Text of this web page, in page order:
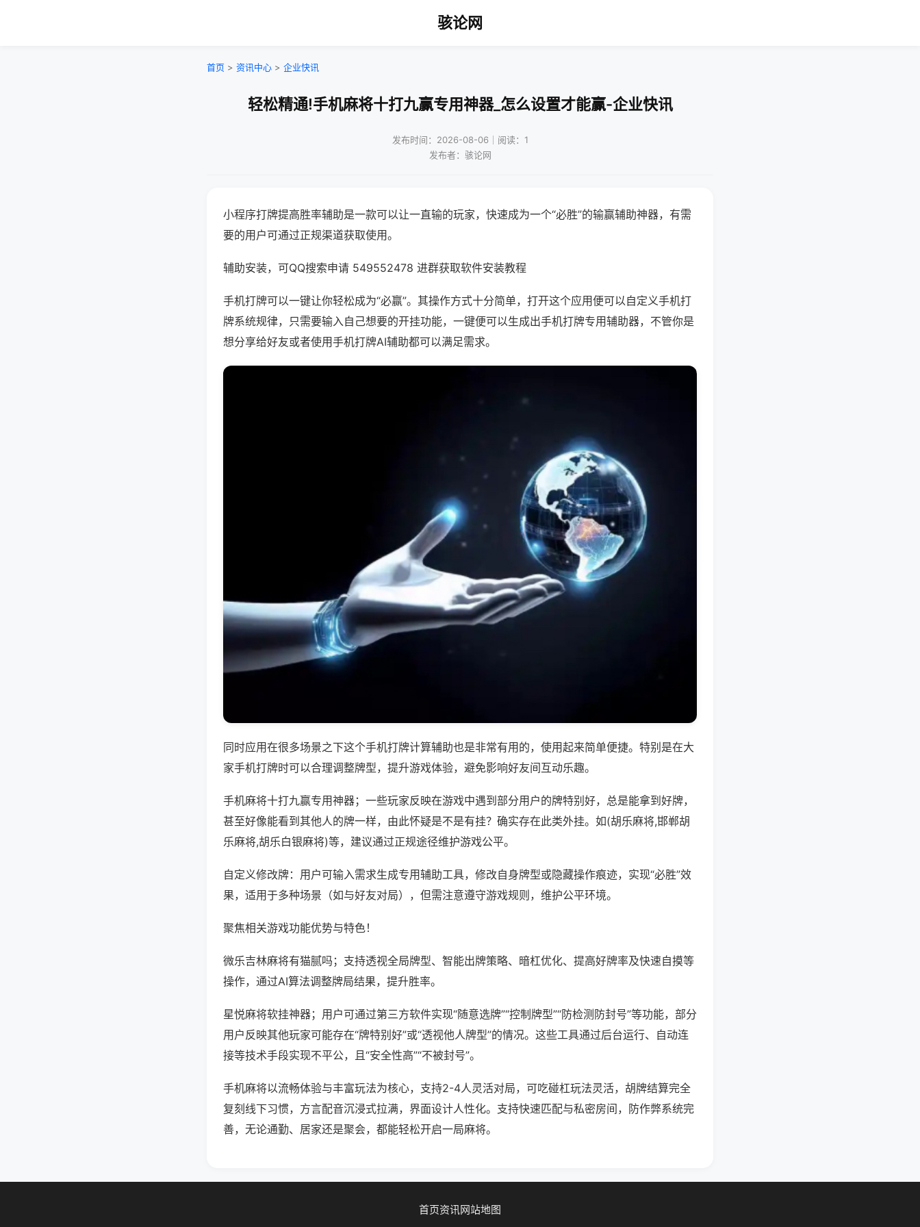
骇论网
首页 > 资讯中心 > 企业快讯
轻松精通!手机麻将十打九赢专用神器_怎么设置才能赢-企业快讯
发布时间：2026-08-06｜阅读：1
发布者：骇论网
小程序打牌提高胜率辅助是一款可以让一直输的玩家，快速成为一个“必胜”的输赢辅助神器，有需
要的用户可通过正规渠道获取使用。
辅助安装，可QQ搜索申请 549552478 进群获取软件安装教程
手机打牌可以一键让你轻松成为“必赢”。其操作方式十分简单，打开这个应用便可以自定义手机打
牌系统规律，只需要输入自己想要的开挂功能，一键便可以生成出手机打牌专用辅助器，不管你是
想分享给好友或者使用手机打牌AI辅助都可以满足需求。
同时应用在很多场景之下这个手机打牌计算辅助也是非常有用的，使用起来简单便捷。特别是在大
家手机打牌时可以合理调整牌型，提升游戏体验，避免影响好友间互动乐趣。
手机麻将十打九赢专用神器；一些玩家反映在游戏中遇到部分用户的牌特别好，总是能拿到好牌，
甚至好像能看到其他人的牌一样，由此怀疑是不是有挂？确实存在此类外挂。如(胡乐麻将,邯郸胡
乐麻将,胡乐白银麻将)等，建议通过正规途径维护游戏公平。
自定义修改牌：用户可输入需求生成专用辅助工具，修改自身牌型或隐藏操作痕迹，实现“必胜”效
果，适用于多种场景（如与好友对局），但需注意遵守游戏规则，维护公平环境。
聚焦相关游戏功能优势与特色！
微乐吉林麻将有猫腻吗；支持透视全局牌型、智能出牌策略、暗杠优化、提高好牌率及快速自摸等
操作，通过AI算法调整牌局结果，提升胜率。
星悦麻将软挂神器；用户可通过第三方软件实现“随意选牌”“控制牌型”“防检测防封号”等功能，部分
用户反映其他玩家可能存在“牌特别好”或“透视他人牌型”的情况。这些工具通过后台运行、自动连
接等技术手段实现不平公，且“安全性高”“不被封号”。
手机麻将以流畅体验与丰富玩法为核心，支持2-4人灵活对局，可吃碰杠玩法灵活，胡牌结算完全
复刻线下习惯，方言配音沉浸式拉满，界面设计人性化。支持快速匹配与私密房间，防作弊系统完
善，无论通勤、居家还是聚会，都能轻松开启一局麻将。
首页资讯网站地图